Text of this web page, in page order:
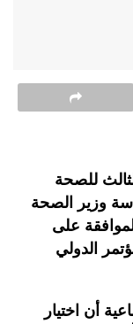
للصحة
وزير الصحة
على
الدولي
أن اختيار